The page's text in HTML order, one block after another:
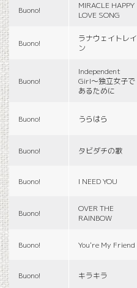
Buono!
MIRACLE HAPPY
LOVE SONG
Buono!
ラナウェイトレイ
ン
Buono!
Independent
Girl〜独立女子で
あるために
Buono! うらはら
Buono! タビダチの歌
Buono! I NEED YOU
Buono!
OVER THE
RAINBOW
Buono! You're My Friend
Buono! キラキラ